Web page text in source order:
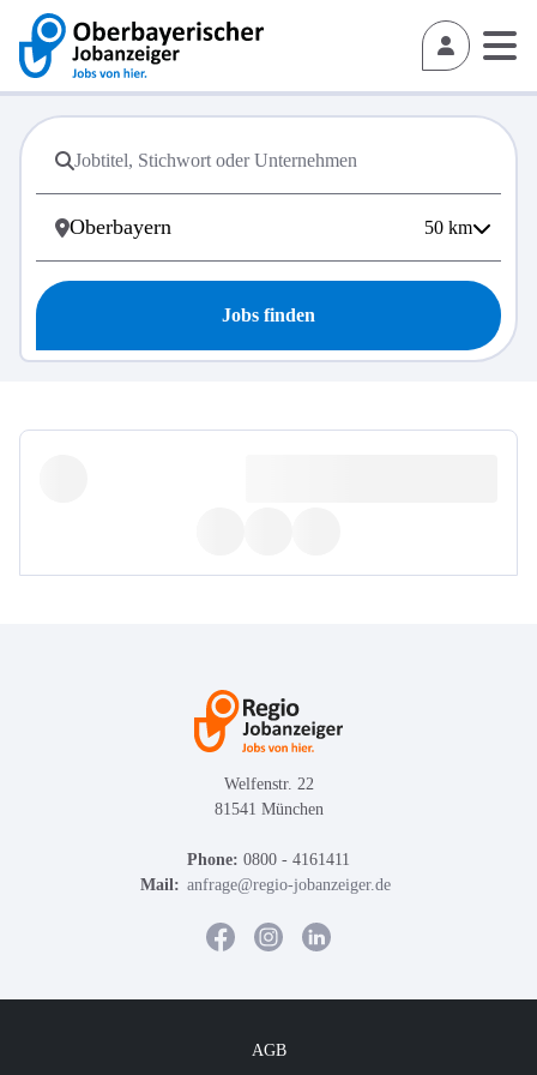
50 km
Jobs finden
Welfenstr. 22
81541 München
Phone: 0800 - 4161411
Mail: anfrage@regio-jobanzeiger.de
AGB